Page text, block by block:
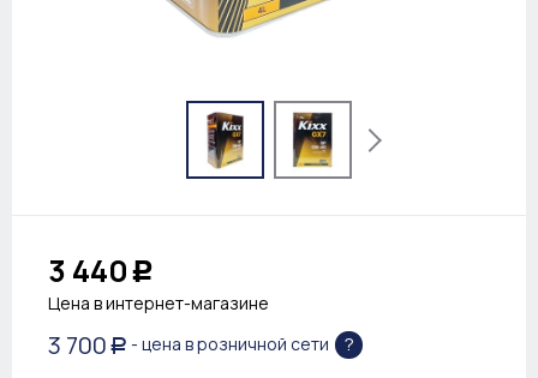
3 440 Р
Цена в интернет-магазине
3 700 Р - цена в розничной сети ?